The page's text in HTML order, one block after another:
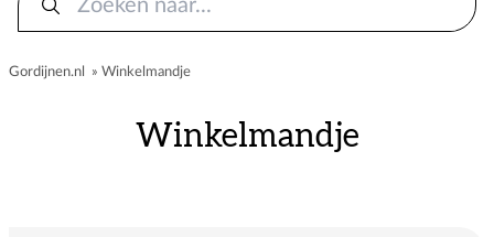
Gordijnen.nl » Winkelmandje
Winkelmandje